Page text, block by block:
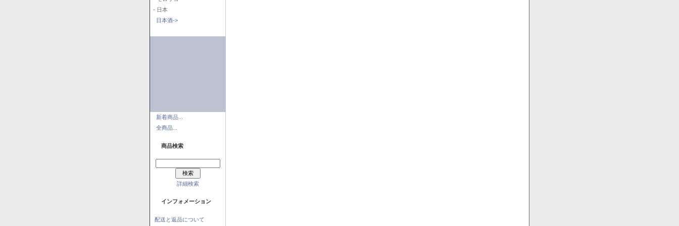
- 日本
日本酒->
新着商品...
全商品...
商品検索
詳細検索
インフォメーション
配送と返品について